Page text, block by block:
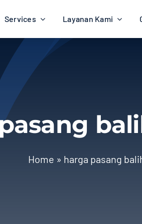
Services Layanan Kami
Home » harga pasang